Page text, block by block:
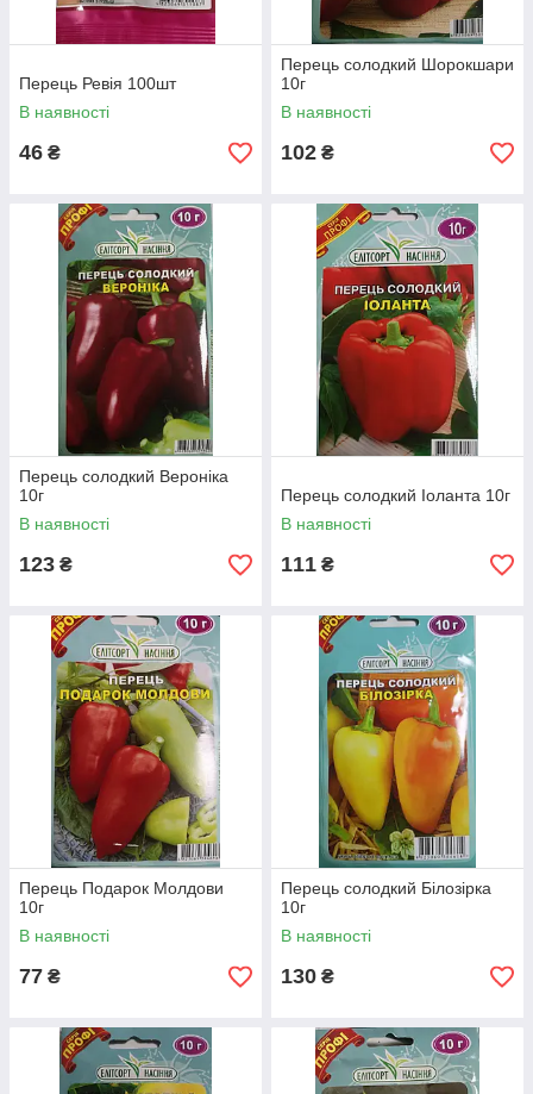
Перець Ревія 100шт
В наявності
46 ₴
Перець солодкий Шорокшари
10г
В наявності
102 ₴
Перець солодкий Вероніка
10г
В наявності
123 ₴
Перець солодкий Іоланта 10г
В наявності
111 ₴
Перець Подарок Молдови
10г
В наявності
77 ₴
Перець солодкий Білозірка
10г
В наявності
130 ₴